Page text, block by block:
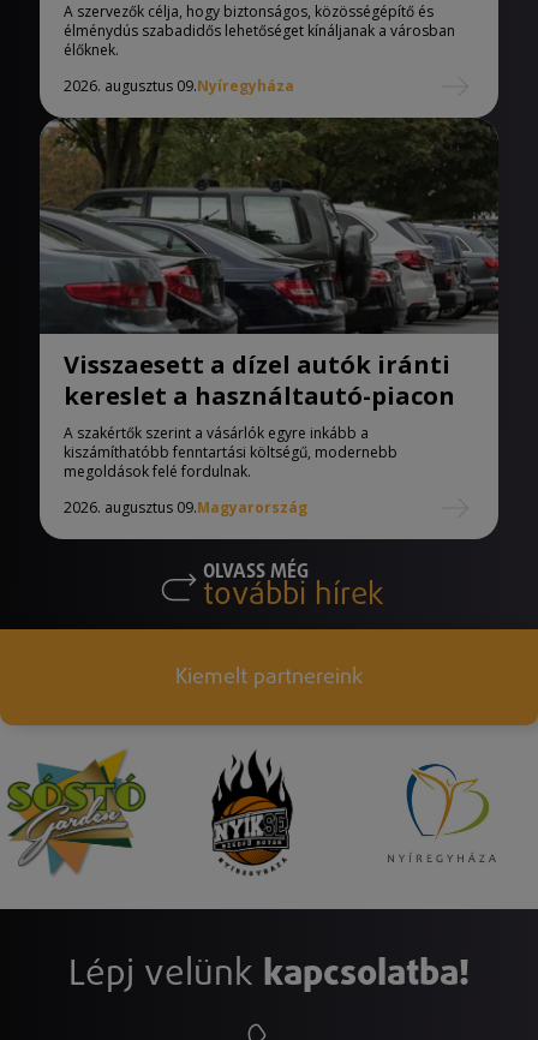
A szervezők célja, hogy biztonságos, közösségépítő és
élménydús szabadidős lehetőséget kínáljanak a városban
élőknek.
2026. augusztus 09.Nyíregyháza
Visszaesett a dízel autók iránti
kereslet a használtautó-piacon
A szakértők szerint a vásárlók egyre inkább a
kiszámíthatóbb fenntartási költségű, modernebb
megoldások felé fordulnak.
2026. augusztus 09.Magyarország
OLVASS MÉG
további hírek
Kiemelt partnereink
Lépj velünk kapcsolatba!